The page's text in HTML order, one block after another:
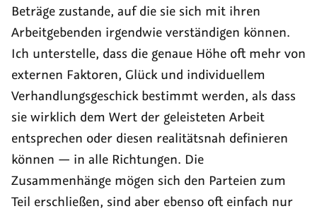
Beträge zustande, auf die sie sich mit ihren
Arbeitgebenden irgendwie verständigen können.
Ich unterstelle, dass die genaue Höhe oft mehr von
externen Faktoren, Glück und individuellem
Verhandlungsgeschick bestimmt werden, als dass
sie wirklich dem Wert der geleisteten Arbeit
entsprechen oder diesen realitätsnah definieren
können — in alle Richtungen. Die
Zusammenhänge mögen sich den Parteien zum
Teil erschließen, sind aber ebenso oft einfach nur